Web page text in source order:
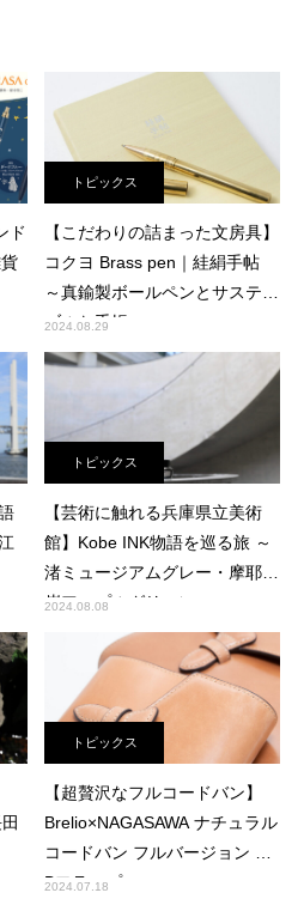
ド
トピックス
【こだわりの詰まった文房具】
コクヨ Brass pen｜絓絹手帖
～真鍮製ボールペンとサステナ
ブルな手帳～
2024.08.29
トピックス
【芸術に触れる兵庫県立美術
館】Kobe INK物語を巡る旅 ～
渚ミュージアムグレー・摩耶海
岸アップルグリーン〜
2024.08.08
トピックス
【超贅沢なフルコードバン】
Brelio×NAGASAWA ナチュラル
コードバン フルバージョン ～
Bフラップ～
2024.07.18